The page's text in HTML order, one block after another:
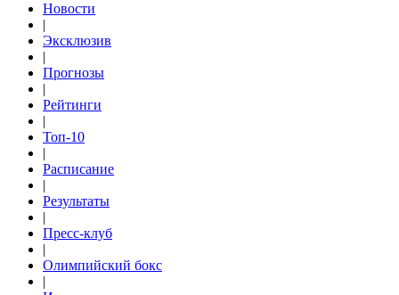
Новости
|
Эксклюзив
|
Прогнозы
|
Рейтинги
|
Топ-10
|
Расписание
|
Результаты
|
Пресс-клуб
|
Олимпийский бокс
|